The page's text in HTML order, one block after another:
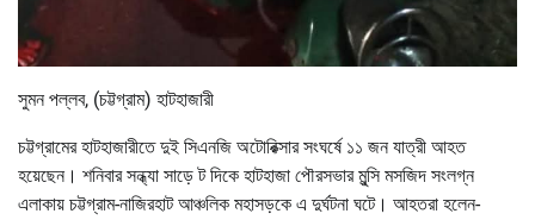
সুমন পল্লব, (চট্টগ্রাম) হাটহাজারী
চট্টগ্রামের হাটহাজারীতে দুই সিএনজি অটোরিক্সার সংঘর্ষে ১১ জন যাত্রী আহত
হয়েছেন। শনিবার সন্ধ্যা সাড়ে ট দিকে হাটহাজা পৌরসভার মুন্সি মসজিদ সংলগ্ন
এলাকায় চট্টগ্রাম-নাজিরহাট আঞ্চলিক মহাসড়কে এ দুর্ঘটনা ঘটে। আহতরা হলেন-